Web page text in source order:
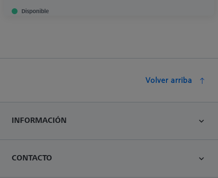
Disponible
Volver arriba
INFORMACIÓN
CONTACTO